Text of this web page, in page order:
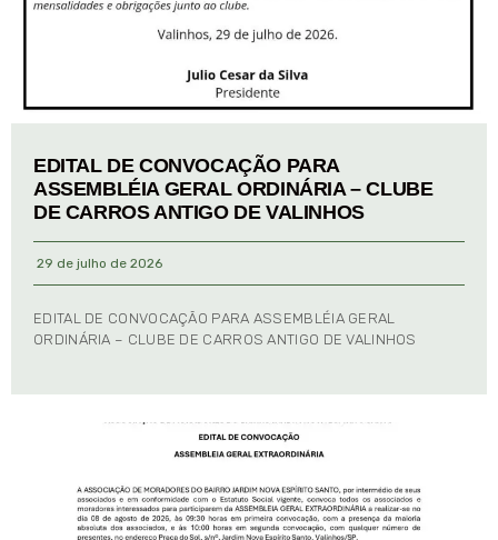
EDITAL DE CONVOCAÇÃO PARA
ASSEMBLÉIA GERAL ORDINÁRIA – CLUBE
DE CARROS ANTIGO DE VALINHOS
29 de julho de 2026
EDITAL DE CONVOCAÇÃO PARA ASSEMBLÉIA GERAL
ORDINÁRIA – CLUBE DE CARROS ANTIGO DE VALINHOS